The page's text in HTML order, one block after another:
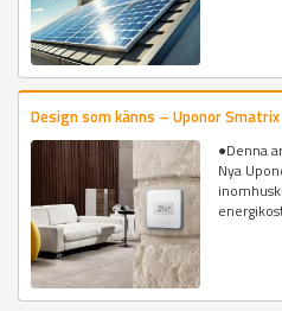
Design som känns – Uponor
●Denna
Nya